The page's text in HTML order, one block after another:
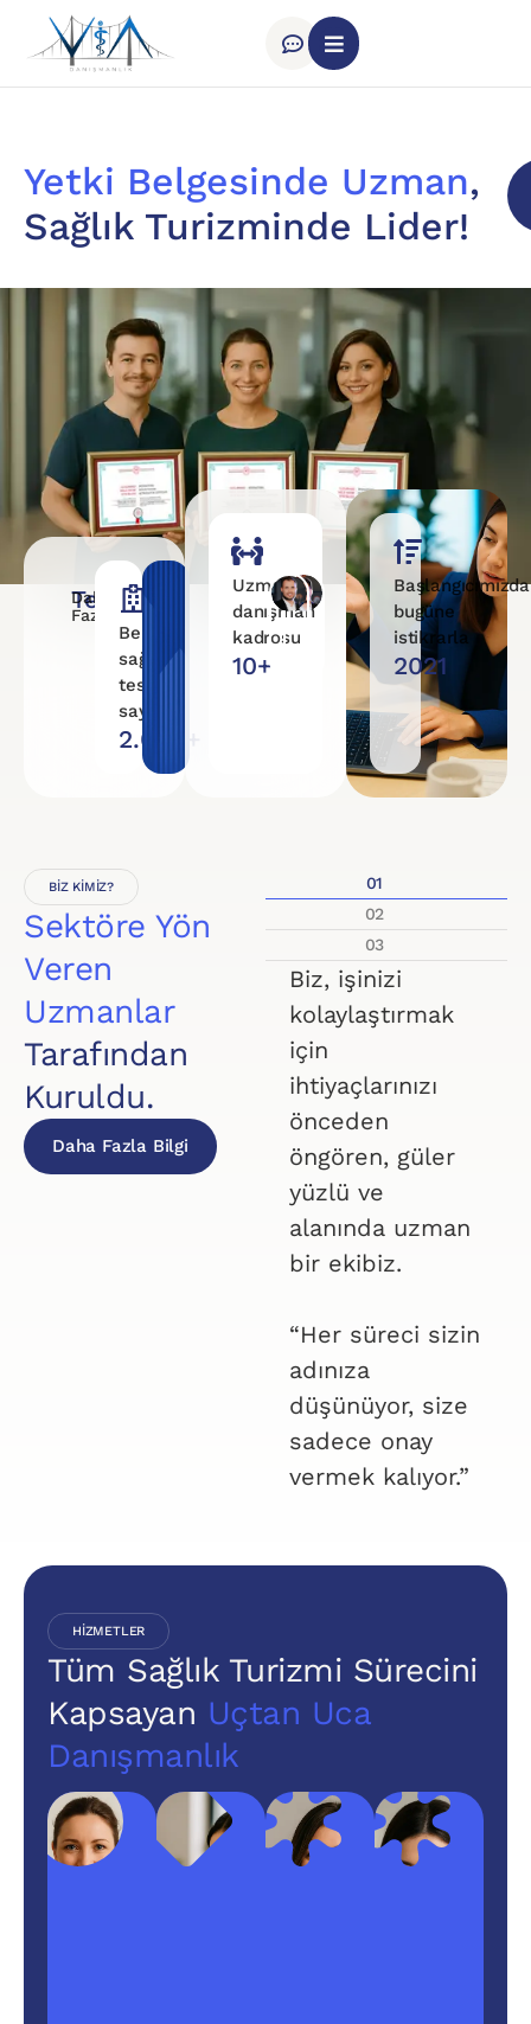
Yetki Belgesinde Uzman,
Sağlık Turizminde Lider!
Tesisler
Daha
Fazla
Belgeli
sağlık
tesis
sayısı
2.000+
Uzman
danışman
kadrosu
10+
bugüne
istikrarla
2021
BIZ KIMIZ?
Sektöre Yön
Veren
Uzmanlar
Tarafından
Kuruldu.
Daha Fazla Bilgi
01
02
03
Biz, işinizi
kolaylaştırmak
için
ihtiyaçlarınızı
önceden
öngören, güler
yüzlü ve
alanında uzman
bir ekibiz.
“Her süreci sizin
adınıza
düşünüyor, size
sadece onay
vermek kalıyor.”
HIZMETLER
Tüm Sağlık Turizmi Sürecini
Kapsayan Uçtan Uca
Danışmanlık